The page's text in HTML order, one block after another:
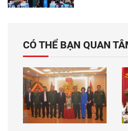
CÓ THỂ BẠN QUAN